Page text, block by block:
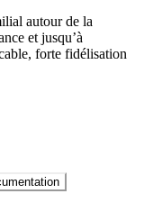
autour de la
et jusqu’à
forte fidélisation